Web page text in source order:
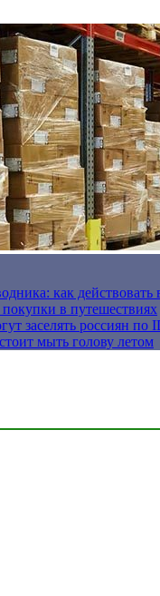
как действовать
покупки в путешествиях
заселять россиян по
мыть голову летом